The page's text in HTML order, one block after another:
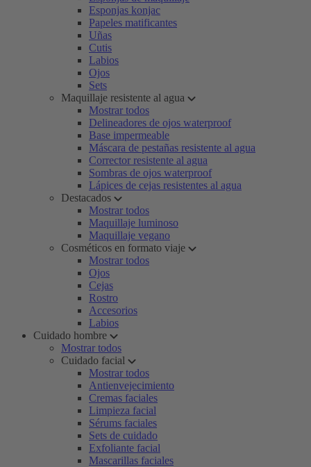
Esponjas konjac
Papeles matificantes
Uñas
Cutis
Labios
Ojos
Sets
Maquillaje resistente al agua
Mostrar todos
Delineadores de ojos waterproof
Base impermeable
Máscara de pestañas resistente al agua
Corrector resistente al agua
Sombras de ojos waterproof
Lápices de cejas resistentes al agua
Destacados
Mostrar todos
Maquillaje luminoso
Maquillaje vegano
Cosméticos en formato viaje
Mostrar todos
Ojos
Cejas
Rostro
Accesorios
Labios
Cuidado hombre
Mostrar todos
Cuidado facial
Mostrar todos
Antienvejecimiento
Cremas faciales
Limpieza facial
Sérums faciales
Sets de cuidado
Exfoliante facial
Mascarillas faciales